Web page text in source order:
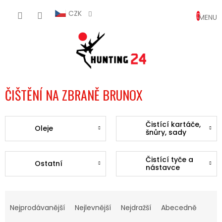
CZK
KOŠÍK
ČIŠTĚNÍ NA ZBRANĚ BRUNOX
Oleje
Čistící kartáče,
šnůry, sady
Ostatní
Čistící tyče a
nástavce
Nejprodávanější Nejlevnější Nejdražší Abecedně